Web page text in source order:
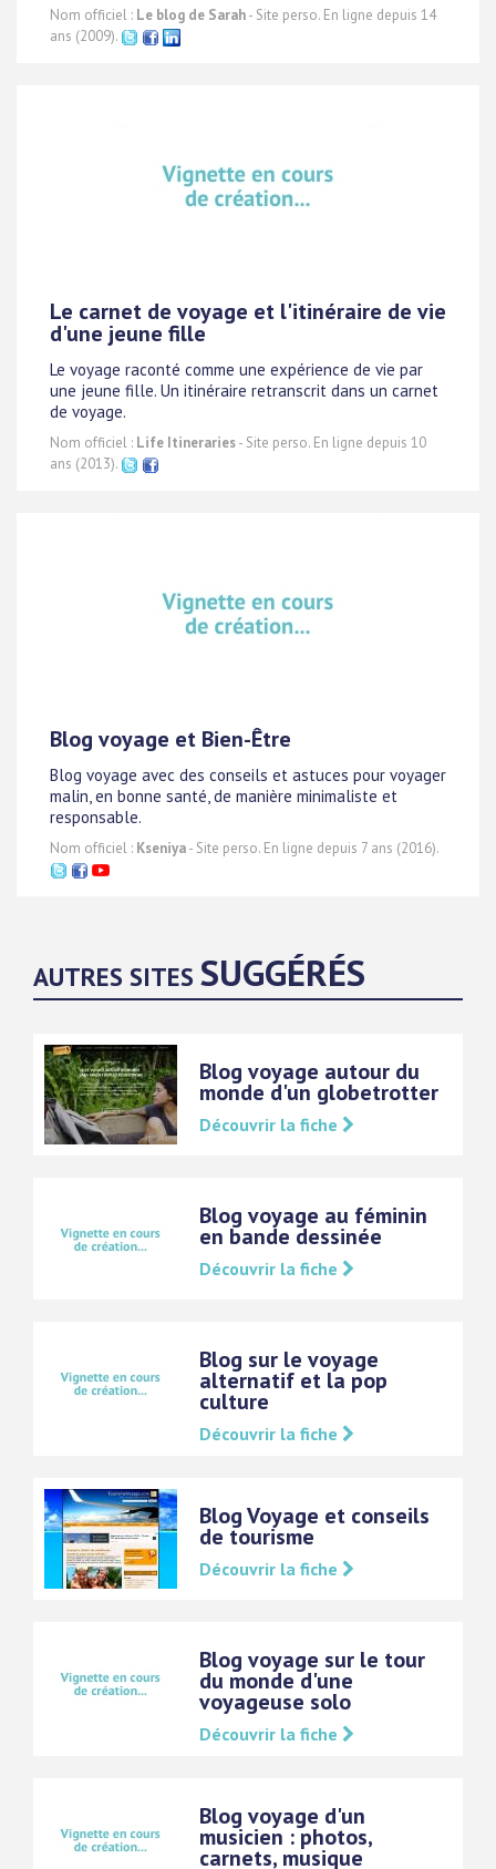
Nom officiel : Le blog de Sarah- Site perso. En ligne depuis 14
ans (2009).
Le carnet de voyage et l'itinéraire de vie
d'une jeune fille
Le voyage raconté comme une expérience de vie par
une jeune fille. Un itinéraire retranscrit dans un carnet
de voyage.
Nom officiel : Life Itineraries- Site perso. En ligne depuis 10
ans (2013).
Blog voyage et Bien-Être
Blog voyage avec des conseils et astuces pour voyager
malin, en bonne santé, de manière minimaliste et
responsable.
Nom officiel : Kseniya- Site perso. En ligne depuis 7 ans (2016).
AUTRES SITES SUGGÉRÉS
Blog voyage autour du
monde d'un globetrotter
Découvrir la fiche
Blog voyage au féminin
en bande dessinée
Découvrir la fiche
Blog sur le voyage
alternatif et la pop
culture
Découvrir la fiche
Blog Voyage et conseils
de tourisme
Découvrir la fiche
Blog voyage sur le tour
du monde d'une
voyageuse solo
Découvrir la fiche
Blog voyage d'un
musicien : photos,
carnets, musique